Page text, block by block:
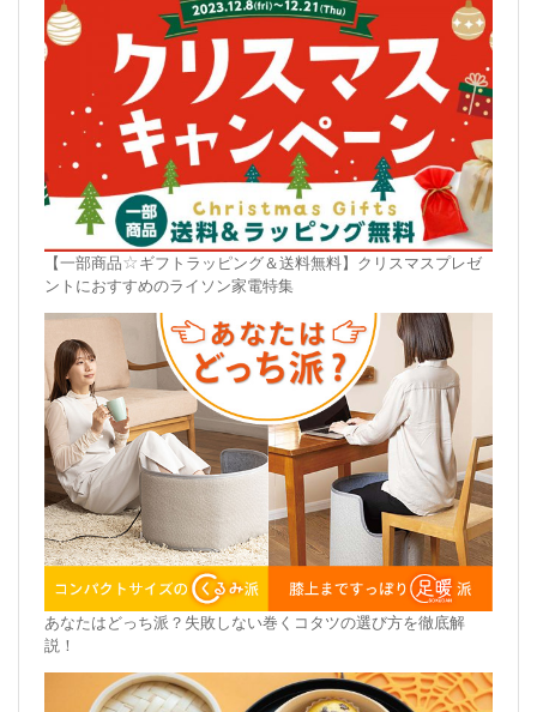
【一部商品☆ギフトラッピング＆送料無料】クリスマスプレゼ
ントにおすすめのライソン家電特集
あなたはどっち派？失敗しない巻くコタツの選び方を徹底解
説！